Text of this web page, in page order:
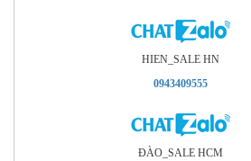
HIEN_SALE HN
0943409555
ÐÀO_SALE HCM